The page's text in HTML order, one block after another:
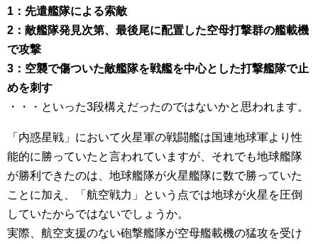
1：先遣艦隊による索敵
2：敵艦隊発見次第、最後尾に配置した空母打撃群の艦載機
で攻撃
3：空襲で傷ついた敵艦隊を戦艦を中心とした打撃艦隊で止
めを刺す
・・・といった3段構えだったのではないかと思われます。
「内惑星戦」において火星軍の戦闘艦は国連地球軍より性
能的に勝っていたと言われていますが、それでも地球艦隊
が勝利できたのは、地球艦隊が火星艦隊に数で勝っていた
ことに加え、「航空戦力」という点では地球が火星を圧倒
していたからではないでしょうか。
実際、航空支援のない砲撃艦隊が空母艦載機の猛攻を受け